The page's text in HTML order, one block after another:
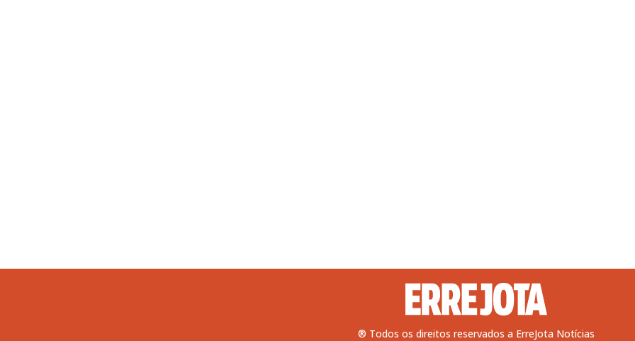
® Todos os direitos reservados a ErreJota Notícias